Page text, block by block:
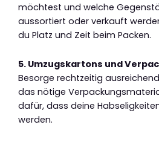
möchtest und welche
aussortiert oder verkauft
du Platz und Zeit beim Packen.
5. Umzugskartons und
Besorge rechtzeitig
das nötige
dafür, dass deine
werden.